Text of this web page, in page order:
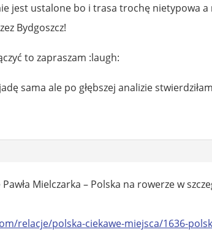
jest ustalone bo i trasa trochę nietypowa
Bydgoszcz!
to zapraszam :laugh:
sama ale po głębszej analizie
Mielczarka – Polska na rowerze w
relacje/polska-ciekawe-miejsca/1636-